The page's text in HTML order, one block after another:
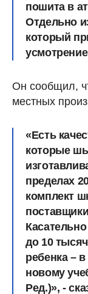
пошита в
Отдельно
который
Он сообщил,
местных
«Есть
которые
пределах
комплект
до 10
ребенка –
новому
Ред.)», -